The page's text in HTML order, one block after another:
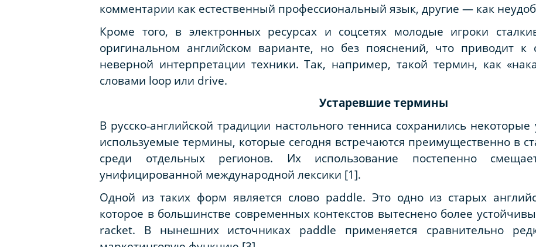
комментарии как естественный профессиональный язык, другие — как
Кроме того, в электронных ресурсах и соцсетях молодые игроки
оригинальном английском варианте, но без пояснений, что приводит
неверной интерпретации техники. Так, например, такой термин, как
словами loop или drive.
Устаревшие термины
В русско‑английской традиции настольного тенниса сохранились
используемые термины, которые сегодня встречаются преимущественно в
среди отдельных регионов. Их использование постепенно
унифицированной международной лексики [1].
Одной из таких форм является слово paddle. Это одно из старых
которое в большинстве современных контекстов вытеснено более
racket. В нынешних источниках paddle применяется сравнительно